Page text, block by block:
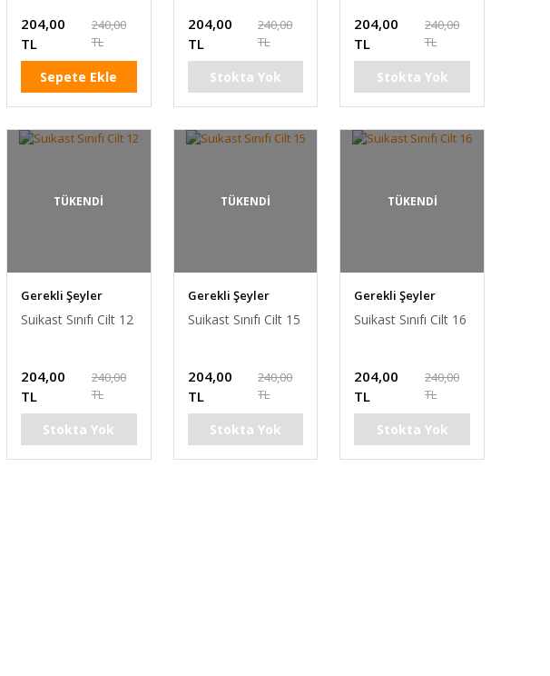
204,00
TL
240,00
TL
Sepete Ekle
204,00
TL
240,00
TL
Stokta Yok
204,00
TL
240,00
TL
Stokta Yok
TÜKENDİ
Gerekli Şeyler
Suikast Sınıfı Cilt 12
204,00
TL
240,00
TL
Stokta Yok
TÜKENDİ
Gerekli Şeyler
Suikast Sınıfı Cilt 15
204,00
TL
240,00
TL
Stokta Yok
TÜKENDİ
Gerekli Şeyler
Suikast Sınıfı Cilt 16
204,00
TL
240,00
TL
Stokta Yok